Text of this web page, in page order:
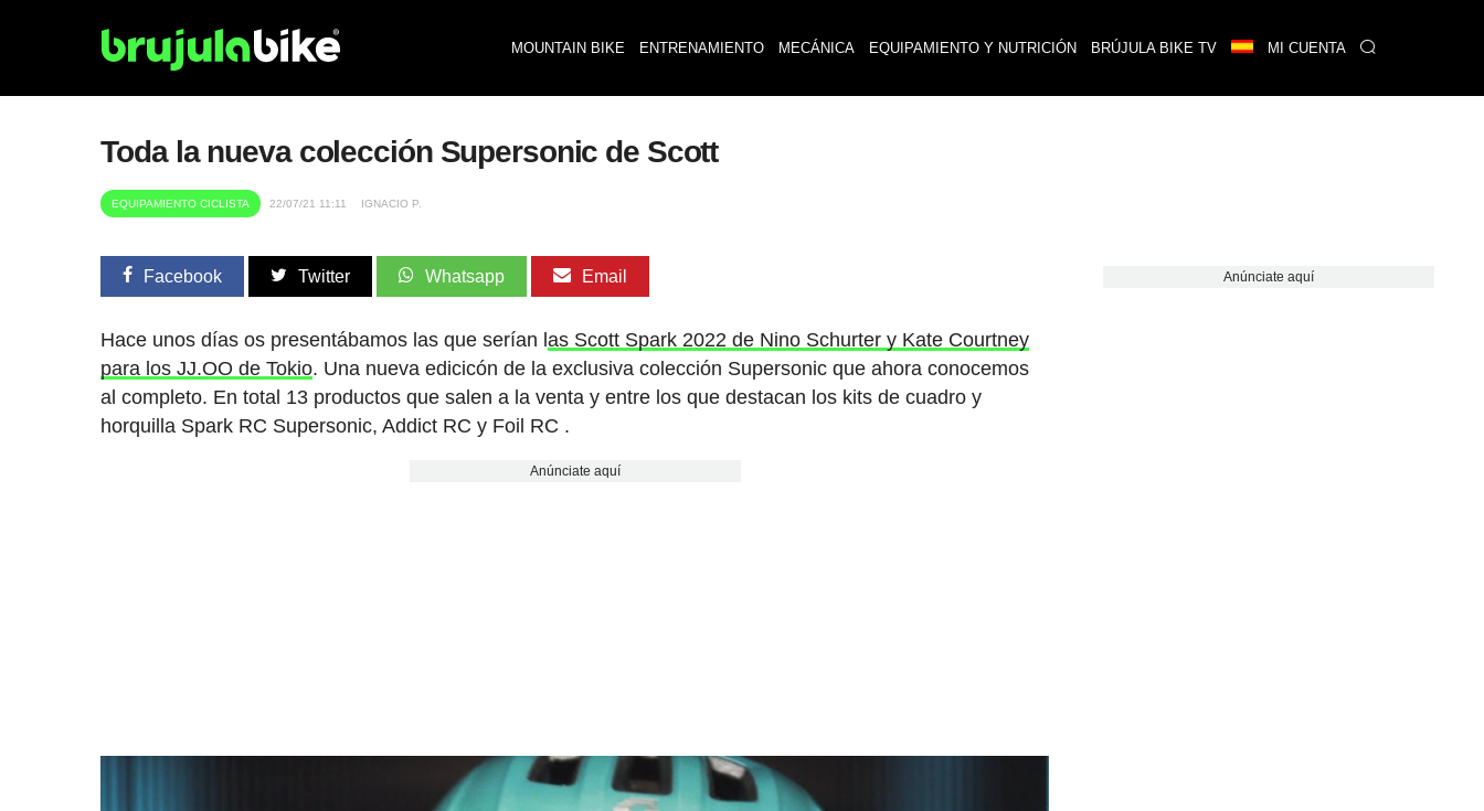
MOUNTAIN BIKE ENTRENAMIENTO MECÁNICA EQUIPAMIENTO Y NUTRICIÓN BRÚJULA BIKE TV MI CUENTA
Toda la nueva colección Supersonic de Scott
EQUIPAMIENTO CICLISTA 22/07/21 11:11 IGNACIO P.
Facebook Twitter Whatsapp Email
Hace unos días os presentábamos las que serían las Scott Spark 2022 de Nino Schurter y Kate Courtney
para los JJ.OO de Tokio. Una nueva edicicón de la exclusiva colección Supersonic que ahora conocemos
al completo. En total 13 productos que salen a la venta y entre los que destacan los kits de cuadro y
horquilla Spark RC Supersonic, Addict RC y Foil RC .
Anúnciate aquí
Anúnciate aquí